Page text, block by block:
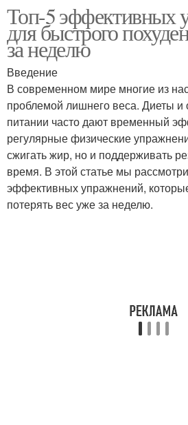
Топ-5 эффективных
для быстрого
за неделю
Введение
В современном мире многие из
проблемой лишнего веса. Диеты и
питании часто дают временный
регулярные физические
сжигать жир, но и поддерживать
время. В этой статье мы
эффективных упражнений,
потерять вес уже за неделю.